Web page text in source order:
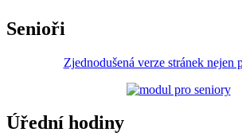
Senioři
Zjednodušená verze stránek nejen
Úřední hodiny